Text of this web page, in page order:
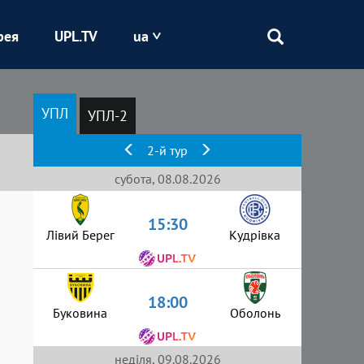
Кривбас
Оболонь
UPL.TV ua
УПЛ УПЛ-2
2-й тур
субота, 08.08.2026
Лівий Берег 15:30 Кудрівка
Буковина 18:00 Оболонь
неділя, 09.08.2026